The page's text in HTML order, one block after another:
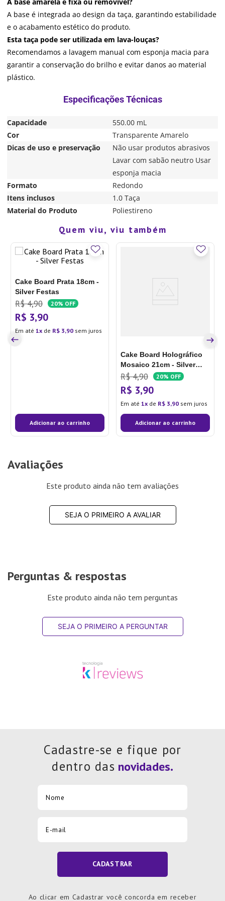
A base é integrada ao design da taça, garantindo estabilidade
e o acabamento estético do produto.
Esta taça pode ser utilizada em lava-louças?
Recomendamos a lavagem manual com esponja macia para
garantir a conservação do brilho e evitar danos ao material
plástico.
Capacidade
550.00 mL
Cor
Transparente Amarelo
Dicas de uso e preservação
Não usar produtos abrasivos
Lavar com sabão neutro Usar
esponja macia
Formato
Redondo
Itens inclusos
1.0 Taça
Material do Produto
Poliestireno
Quem viu, viu também
Cake Board Prata 18cm -
Silver Festas
R$ 4,90 20% OFF
R$ 3,90
Em até 1 de R$ 3,90 sem juros
Adicionar ao carrinho
Cake Board Holográfico
Mosaico 21cm - Silver
Festas
R$ 4,90 20% OFF
R$ 3,90
Em até 1 de R$ 3,90 sem juros
Adicionar ao carrinho
Avaliações
Este produto ainda não tem avaliações
SEJA O PRIMEIRO A AVALIAR
Perguntas & respostas
Este produto ainda não tem perguntas
SEJA O PRIMEIRO A PERGUNTAR
Cadastre-se e fique por
dentro das
CADASTRAR
Ao clicar em Cadastrar você concorda em receber